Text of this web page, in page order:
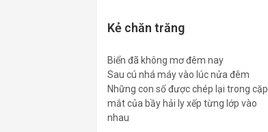
Kẻ chăn trăng
Biển đã không mơ đêm nay
Sau cú nhá máy vào lúc nửa đêm
Những con số được chép lại trong cặp
mắt của bầy hải ly xếp từng lớp vào
nhau